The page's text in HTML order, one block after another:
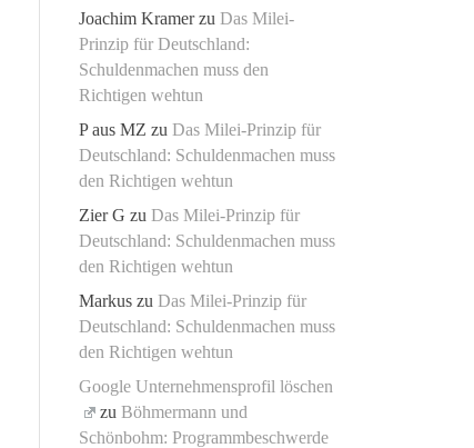
Joachim Kramerzu Das Milei-
Prinzip für Deutschland:
Schuldenmachen muss den
Richtigen wehtun
P aus MZ zu Das Milei-Prinzip für
Deutschland: Schuldenmachen muss
den Richtigen wehtun
Zier G zu Das Milei-Prinzip für
Deutschland: Schuldenmachen muss
den Richtigen wehtun
Markus zu Das Milei-Prinzip für
Deutschland: Schuldenmachen muss
den Richtigen wehtun
Google Unternehmensprofil löschen
zu Böhmermann und
Schönbohm: Programmbeschwerde